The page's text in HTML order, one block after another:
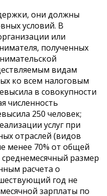
они должны
условий. В
или
полученных
видам
ко всем налоговым
в совокупности
численность
250 человек;
услуг при
отраслей (видов
менее 70% от общей
размер
расчета о
год не
зарплаты по